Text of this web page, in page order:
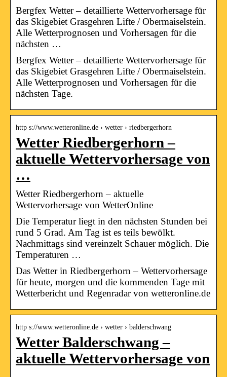
Bergfex Wetter – detaillierte Wettervorhersage für
das Skigebiet Grasgehren Lifte / Obermaiselstein.
Alle Wetterprognosen und Vorhersagen für die
nächsten …
Bergfex Wetter – detaillierte Wettervorhersage für
das Skigebiet Grasgehren Lifte / Obermaiselstein.
Alle Wetterprognosen und Vorhersagen für die
nächsten Tage.
http s://www.wetteronline.de › wetter › riedbergerhorn
Wetter Riedbergerhorn –
aktuelle Wettervorhersage von
…
Wetter Riedbergerhorn – aktuelle
Wettervorhersage von WetterOnline
Die Temperatur liegt in den nächsten Stunden bei
rund 5 Grad. Am Tag ist es teils bewölkt.
Nachmittags sind vereinzelt Schauer möglich. Die
Temperaturen …
Das Wetter in Riedbergerhorn – Wettervorhersage
für heute, morgen und die kommenden Tage mit
Wetterbericht und Regenradar von wetteronline.de
http s://www.wetteronline.de › wetter › balderschwang
Wetter Balderschwang –
aktuelle Wettervorhersage von